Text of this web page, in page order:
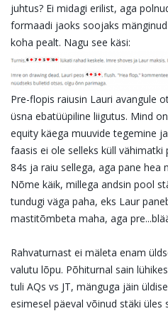
juhtus? Ei midagi erilist, aga
formaadi jaoks soojaks
koha pealt. Nagu see käsi:
Pre-flopis raiusin Lauri avangule
üsna ebatüüpiline liigutus. Mind
equity käega muuvide tegemine
faasis ei ole selleks küll
84s ja raiu sellega, aga pane hea
Nõme käik, millega andsin pool
tundugi väga paha, eks Laur
mastitõmbeta maha, aga
Rahvaturnast ei mäleta enam
valutu lõpu. Põhiturnal sain
tuli AQs vs JT, mänguga jäin
esimesel päeval võinud stäki üles